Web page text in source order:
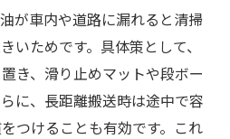
が車内や道路に漏れると清掃
いためです。具体策として、
き、滑り止めマットや段ボー
に、長距離搬送時は途中で容
つけることも有効です。これ